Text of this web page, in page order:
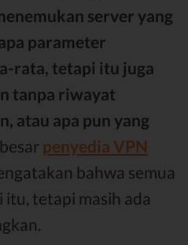
server yang
parameter
rata, tetapi itu juga
tanpa riwayat
atau apa pun yang
penyedia VPN
bahwa semua
tetapi masih ada